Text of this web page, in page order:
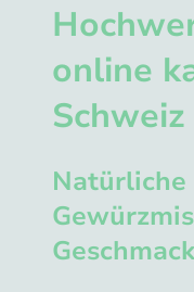
online
Schweiz
Natürliche
Geschmack